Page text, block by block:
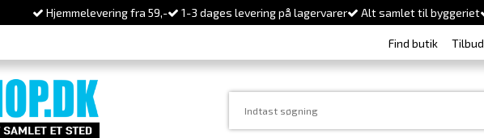
Hjemmelevering fra 59,- 1-3 dages levering på lagervarer Alt samlet til byggeriet
Find butik